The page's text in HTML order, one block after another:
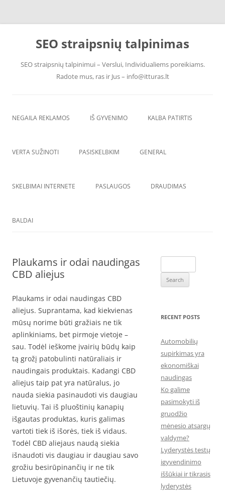
Skip
contentSEO straipsnių talpinimas
SEO straipsnių talpinimui – Verslui, Individualiems poreikiams.
Radote mus, ras ir Jus – info@itturas.lt
NEGAILA REKLAMOS IŠ GYVENIMO KALBA PATIRTIS
VERTA SUŽINOTI PASISKELBKIM GENERAL
SKELBIMAI INTERNETE PASLAUGOS DRAUDIMAS
BALDAI
Plaukams ir odai naudingas
CBD aliejus
Plaukams ir odai naudingas CBD
aliejus. Suprantama, kad kiekvienas
mūsų norime būti gražiais ne tik
aplinkiniams, bet pirmoje vietoje –
sau. Todėl ieškome įvairių būdų kaip
tą grožį patobulinti natūraliais ir
naudingais produktais. Kadangi CBD
aliejus taip pat yra natūralus, jo
nauda siekia pasinaudoti vis daugiau
lietuvių. Tai iš pluoštinių kanapių
išgautas produktas, kuris galimas
vartoti tiek iš išorės, tiek iš vidaus.
Todėl CBD aliejaus naudą siekia
išnaudoti vis daugiau ir daugiau savo
grožiu besirūpinančių ir ne tik
Lietuvoje gyvenančių tautiečių.
for:
RECENT POSTS
Automobilių
supirkimas yra
ekonomiškai
naudingas
Ko galime
pasimokyti iš
gruodžio
mėnesio atsargų
valdyme?
Lyderystės testų
įgyvendinimo
iššūkiai ir tikrasis
lyderystės